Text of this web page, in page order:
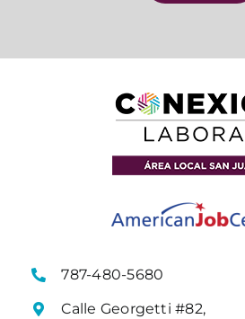
787-480-5680
Calle Georgetti #82,